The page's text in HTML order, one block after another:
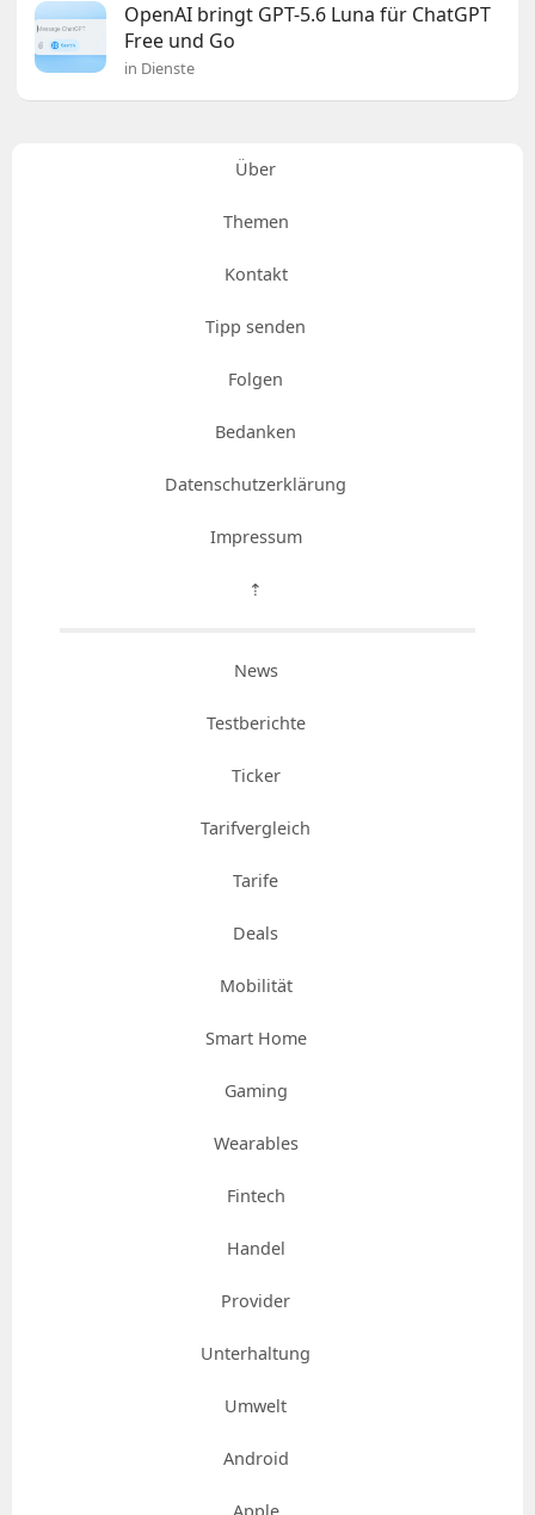
OpenAI bringt GPT-5.6 Luna für ChatGPT
Free und Go
in Dienste
Über
Themen
Kontakt
Tipp senden
Folgen
Bedanken
Datenschutzerklärung
Impressum
⇡
News
Testberichte
Ticker
Tarifvergleich
Tarife
Deals
Mobilität
Smart Home
Gaming
Wearables
Fintech
Handel
Provider
Unterhaltung
Umwelt
Android